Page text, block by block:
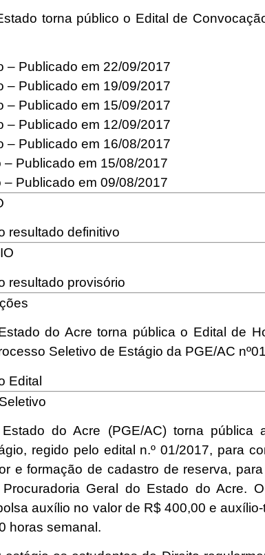
torna público o Edital de
– Publicado em 22/09/2017
– Publicado em 19/09/2017
– Publicado em 15/09/2017
– Publicado em 12/09/2017
– Publicado em 16/08/2017
– Publicado em 15/08/2017
– Publicado em 09/08/2017
resultado definitivo
resultado provisório
do Acre torna pública o Edital de
Seletivo de Estágio da PGE/AC
Edital
do Acre (PGE/AC) torna pública
regido pelo edital n.º 01/2017, para
e formação de cadastro de reserva,
Geral do Estado do Acre.
auxílio no valor de R$ 400,00 e
horas semanal.